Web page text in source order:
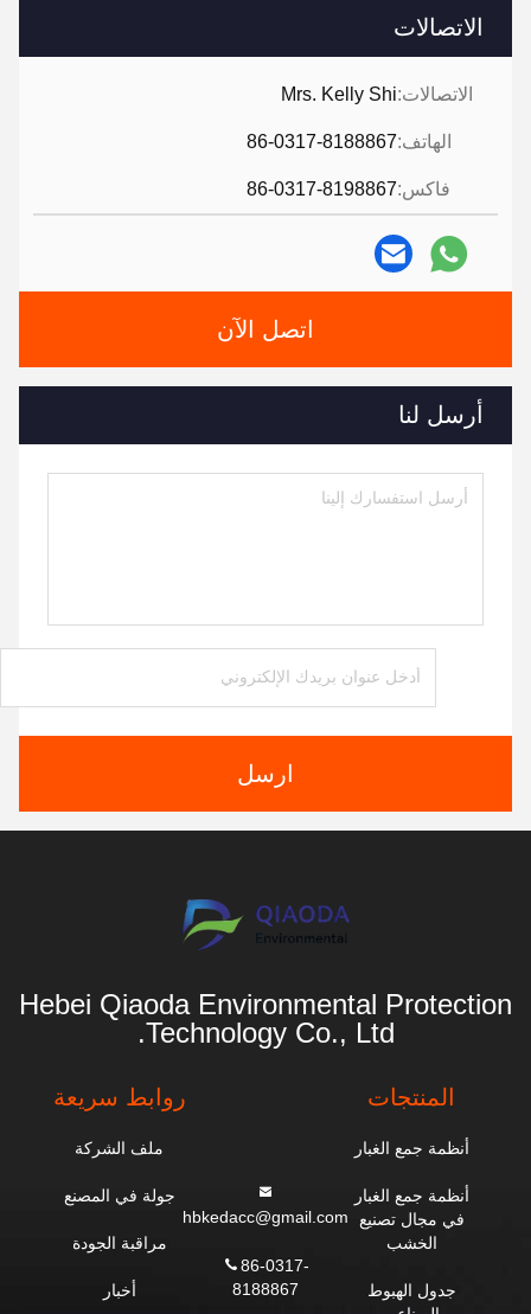
الاتصالات
الاتصالات:Mrs. Kelly Shi
الهاتف:86-0317-8188867
فاكس:86-0317-8198867
اتصل الآن
أرسل لنا
ارسل
Hebei Qiaoda Environmental Protection
Technology Co., Ltd.
المنتجات
أنظمة جمع الغبار
أنظمة جمع الغبار
في مجال تصنيع
الخشب
جدول الهبوط
hbkedacc@gmail.com
86-0317-
8188867
روابط سريعة
ملف الشركة
جولة في المصنع
مراقبة الجودة
أخبار